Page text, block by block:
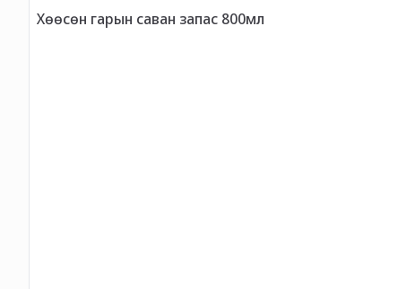
Хөөсөн гарын саван запас 800мл